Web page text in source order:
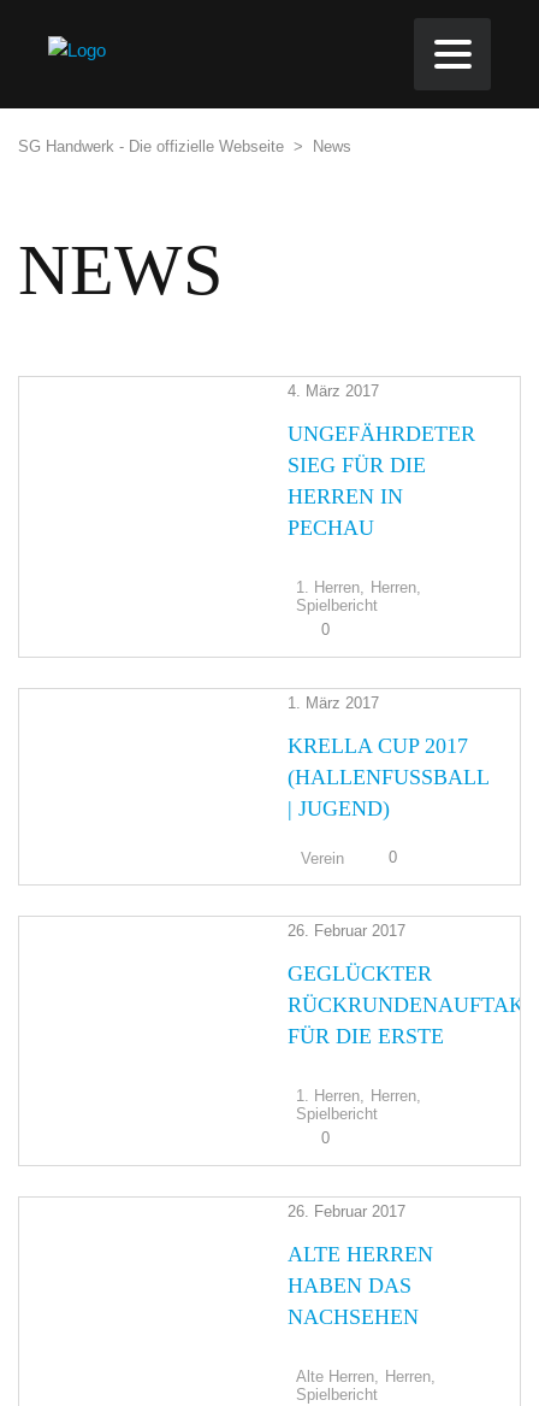
SG Handwerk - Die offizielle Webseite > News
NEWS
4. März 2017
UNGEFÄHRDETER
SIEG FÜR DIE
HERREN IN
PECHAU
1. Herren, Herren,
Spielbericht
0
1. März 2017
KRELLA CUP 2017
(HALLENFUSSBALL |
JUGEND)
Verein 0
26. Februar 2017
GEGLÜCKTER
RÜCKRUNDENAUFTAKT
FÜR DIE ERSTE
1. Herren, Herren,
Spielbericht
0
26. Februar 2017
ALTE HERREN
HABEN DAS
NACHSEHEN
Alte Herren, Herren,
Spielbericht